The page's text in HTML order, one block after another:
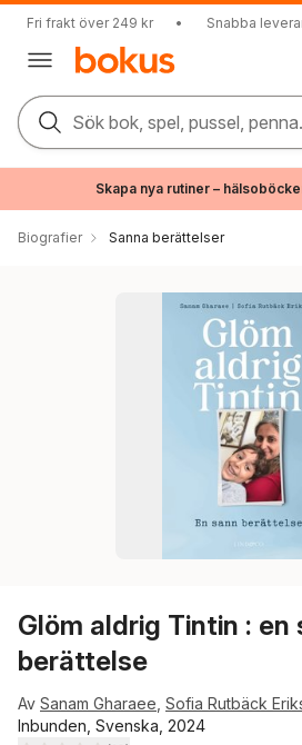
Fri frakt över 249 kr • Snabba
Sök bok, spel, pussel,
Skapa nya rutiner –
Biografier Sanna berättelser
Glöm aldrig Tintin : en
berättelse
Av Sanam Gharaee Sofia Rutbäck
Inbunden, Svenska, 2024